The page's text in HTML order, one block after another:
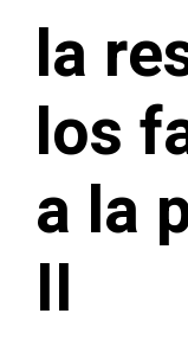
la
los
a la
II